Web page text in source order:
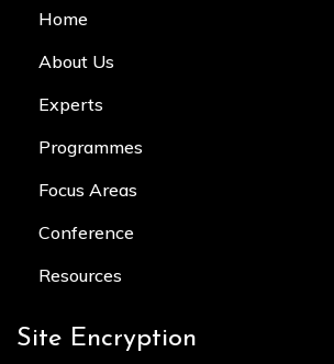
Home
About Us
Experts
Programmes
Focus Areas
Conference
Resources
Site Encryption